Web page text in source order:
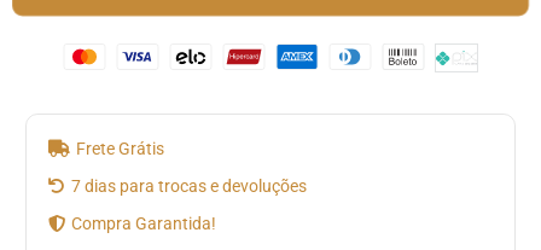
Frete Grátis
7 dias para trocas e devoluções
Compra Garantida!